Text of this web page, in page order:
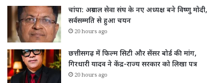
चांपा: अग्रवाल सेवा संघ के नए अध्यक्ष बने विष्णु मोदी,
सर्वसम्मति से हुआ चयन
20 hours ago
छत्तीसगढ़ में फिल्म सिटी और सेंसर बोर्ड की मांग,
गिरधारी यादव ने केंद्र-राज्य सरकार को लिखा पत्र
20 hours ago